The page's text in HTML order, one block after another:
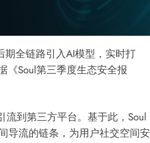
全链路引入AI模型，实时打
《Soul第三季度生态安全报
到第三方平台。基于此，Soul
导流的链条，为用户社交空间安